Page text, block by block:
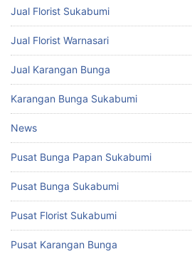
Jual Florist Sukabumi
Jual Florist Warnasari
Jual Karangan Bunga
Karangan Bunga Sukabumi
News
Pusat Bunga Papan Sukabumi
Pusat Bunga Sukabumi
Pusat Florist Sukabumi
Pusat Karangan Bunga